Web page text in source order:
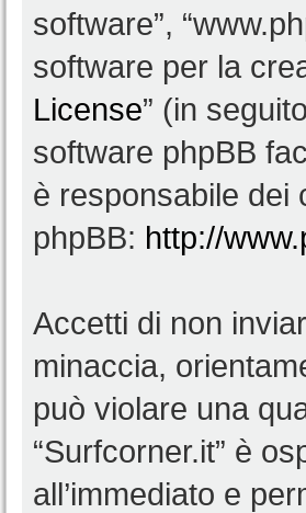
software”,
software per la
License” (in
software phpBB
è responsabile dei
phpBB: http://
Accetti di non
minaccia,
può violare una
“Surfcorner.it” è
all’immediato e